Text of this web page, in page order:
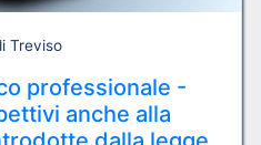
Treviso
professionale -
anche alla